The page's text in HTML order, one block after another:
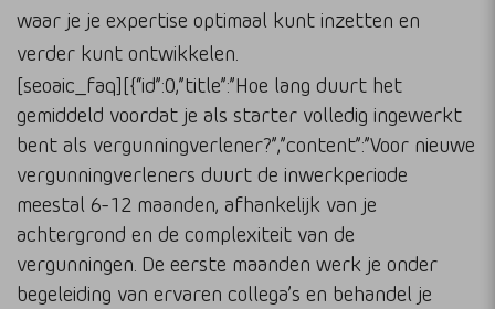
waar je je expertise optimaal kunt inzetten en
verder kunt ontwikkelen.
[seoaic_faq][{“id”:0,”title”:”Hoe lang duurt het
gemiddeld voordat je als starter volledig ingewerkt
bent als vergunningverlener?”,”content”:”Voor nieuwe
vergunningverleners duurt de inwerkperiode
meestal 6-12 maanden, afhankelijk van je
achtergrond en de complexiteit van de
vergunningen. De eerste maanden werk je onder
begeleiding van ervaren collega’s en behandel je